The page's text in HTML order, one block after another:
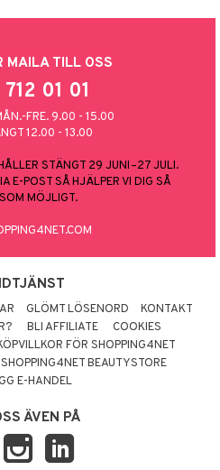
MAILA TILL OSS
01 01
FRE. 9.00 - 15.00
12.00 - 13.00
STÄNGT 29 JUNI–27 JULI.
E-POST SÅ HJÄLPER VI DIG SÅ
MÖJLIGT.
GLÖMT LÖSENORD
KONTAKT
BLI AFFILIATE
COOKIES
FÖR SHOPPING4NET
SHOPPING4NET BEAUTYSTORE
E-HANDEL
ÄVEN PÅ